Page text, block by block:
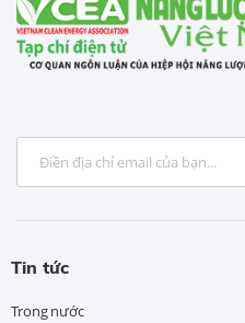
Tin tức
Trong nước